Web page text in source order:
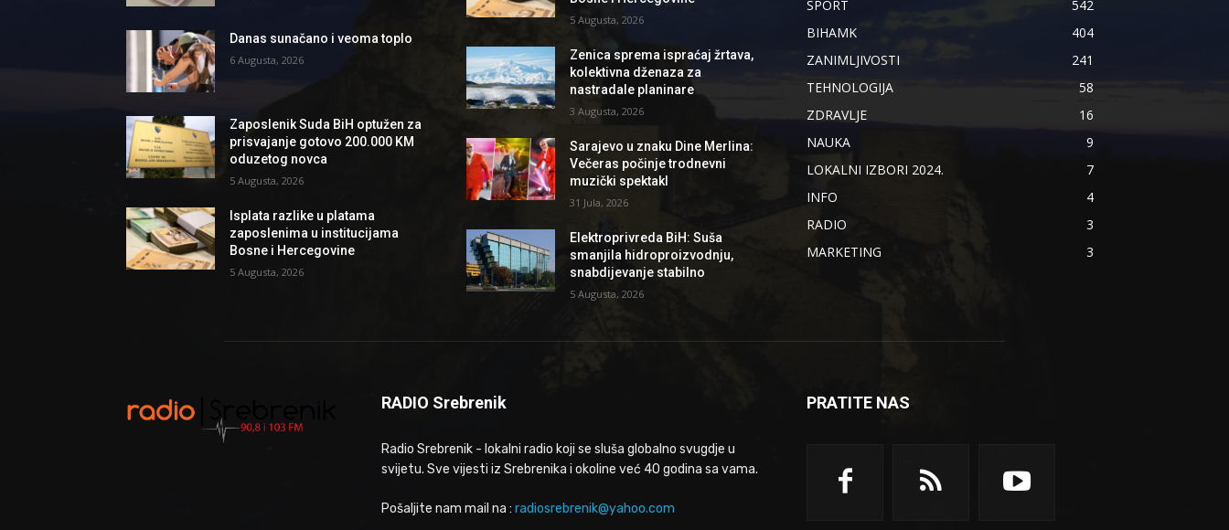
Danas sunačano i veoma toplo
6 Augusta, 2026
Zaposlenik Suda BiH optužen za
prisvajanje gotovo 200.000 KM
oduzetog novca
5 Augusta, 2026
Isplata razlike u platama
zaposlenima u institucijama
Bosne i Hercegovine
5 Augusta, 2026
5 Augusta, 2026
Zenica sprema ispraćaj žrtava,
kolektivna dženaza za
nastradale planinare
3 Augusta, 2026
Sarajevo u znaku Dine Merlina:
Večeras počinje trodnevni
muzički spektakl
31 Jula, 2026
Elektroprivreda BiH: Suša
smanjila hidroproizvodnju,
snabdijevanje stabilno
5 Augusta, 2026
SPORT
542
BIHAMK
404
ZANIMLJIVOSTI
241
TEHNOLOGIJA
58
ZDRAVLJE
16
NAUKA
9
LOKALNI IZBORI 2024.
7
INFO
4
RADIO
3
MARKETING
3
RADIO Srebrenik
Radio Srebrenik - lokalni radio koji se sluša globalno svugdje u
svijetu. Sve vijesti iz Srebrenika i okoline već 40 godina sa vama.
Pošaljite nam mail na : radiosrebrenik@yahoo.com
PRATITE NAS